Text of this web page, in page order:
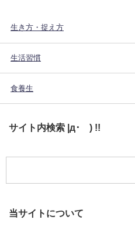
生き方・捉え方
生活習慣
食養生
サイト内検索 |д･´) !!
当サイトについて